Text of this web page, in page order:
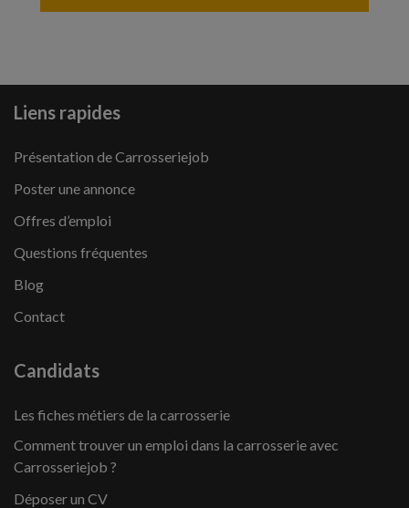
Liens rapides
Présentation de Carrosseriejob
Poster une annonce
Offres d’emploi
Questions fréquentes
Blog
Contact
Candidats
Les fiches métiers de la carrosserie
Comment trouver un emploi dans la carrosserie avec
Carrosseriejob ?
Déposer un CV